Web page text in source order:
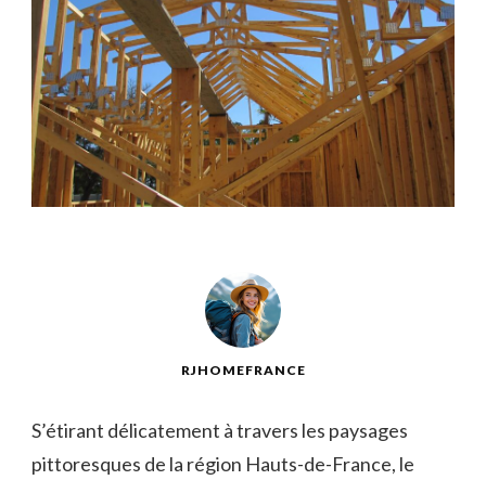
RJHOMEFRANCE
S’étirant‌ délicatement à travers les paysages
pittoresques de la⁢ région Hauts-de-France, le